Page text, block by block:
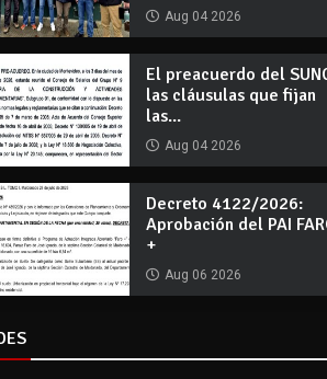
Aug 04 2026
El preacuerdo del
las cláusulas que fijan
las...
Aug 04 2026
Decreto 4122/2026:
Aprobación del PAI
+
Aug 06 2026